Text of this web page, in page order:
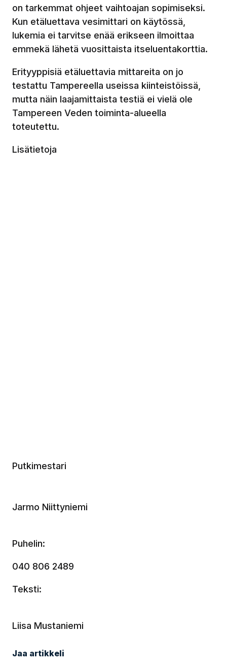
on tarkemmat ohjeet vaihtoajan sopimiseksi.
Kun etäluettava vesimittari on käytössä,
lukemia ei tarvitse enää erikseen ilmoittaa
emmekä lähetä vuosittaista itseluentakorttia.
Erityyppisiä etäluettavia mittareita on jo
testattu Tampereella useissa kiinteistöissä,
mutta näin laajamittaista testiä ei vielä ole
Tampereen Veden toiminta-alueella
toteutettu.
Lisätietoja
Putkimestari
Jarmo Niittyniemi
Puhelin:
040 806 2489
Teksti:
Liisa Mustaniemi
Jaa artikkeli